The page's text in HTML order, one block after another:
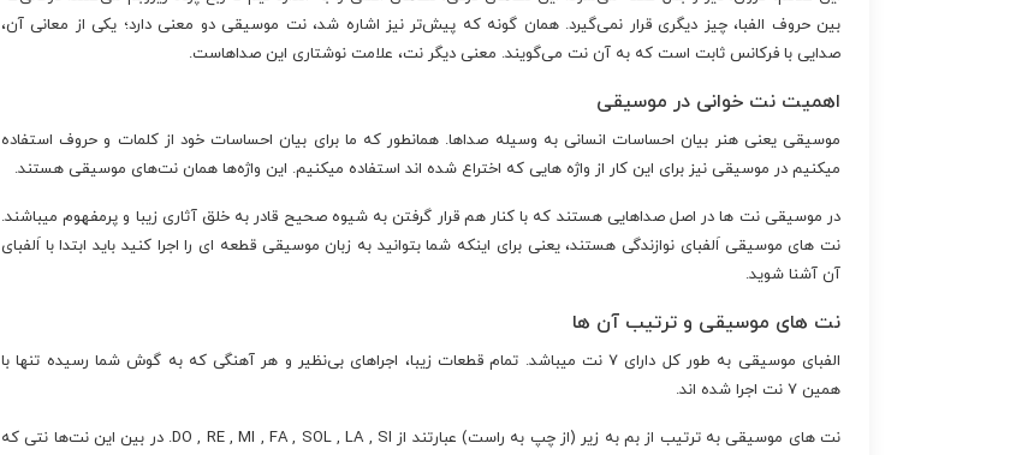
بین حروف الفبا، چیز دیگری قرار نمی‌گیرد. همان گونه که پیش‌تر نیز اشاره شد، نت موسیقی دو معنی دارد؛ یکی از معانی آن،
صدایی با فرکانس ثابت است که به آن نت می‌گویند. معنی دیگر نت، علامت نوشتاری این صداهاست.
اهمیت نت خوانی در موسیقی
موسیقی یعنی هنر بیان احساسات انسانی به وسیله صداها. همانطور که ما برای بیان احساسات خود از کلمات و حروف استفاده
میکنیم در موسیقی نیز برای این کار از واژه هایی که اختراع شده اند استفاده میکنیم. این واژه‌ها همان نت‌های موسیقی هستند.
در موسیقی نت ها در اصل صداهایی هستند که با کنار هم قرار گرفتن به شیوه صحیح قادر به خلق آثاری زیبا و پرمفهوم میباشند.
نت های موسیقی اَلفبای نوازندگی هستند، یعنی برای اینکه شما بتوانید به زبان موسیقی قطعه ای را اجرا کنید باید ابتدا با اَلفبای
آن آشنا شوید.
نت های موسیقی و ترتیب آن ها
الفبای موسیقی به طور کل دارای ۷ نت میباشد. تمام قطعات زیبا، اجراهای بی‌نظیر و هر آهنگی که به گوش شما رسیده تنها با
همین ۷ نت اجرا شده اند.
نت های موسیقی به ترتیب از بم به زیر (از چپ به راست) عبارتند از DO , RE , MI , FA , SOL , LA , SI. در بین این نت‌ها نتی که